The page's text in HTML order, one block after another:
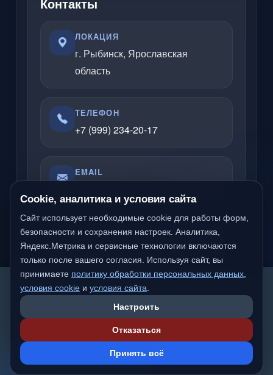
We detected you are likely not from a Russian-
speaking region. Would you like to switch to the
international version of the site?
Switch to International
Stay on
ЛОКАЦИЯ
г. Рыбинск, Ярославская
область
ТЕЛЕФОН
+7 (999) 234-20-17
EMAIL
Отвечаю по вопросам услуг, сайтов,
серверов, облачных решений и
компьютерной помощи.
Надёжный частный специалист
Работаю официально
Сделано с вниманием к качеству и деталям
Cookie, аналитика и условия сайта
Сайт использует необходимые cookie для работы форм,
безопасности и сохранения настроек. Аналитика,
Яндекс.Метрика и сервисные технологии включаются
только после вашего согласия. Используя сайт, вы
принимаете политику обработки персональных данных
условия cookie и условия сайта
Настроить
Отказаться
Принять всё